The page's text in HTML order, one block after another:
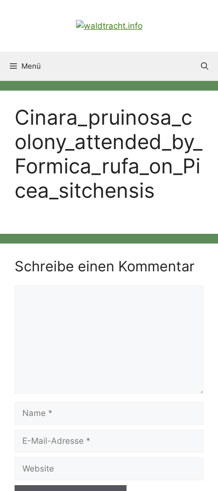
Menü
Cinara_pruinosa_c
olony_attended_by_
Formica_rufa_on_Pi
cea_sitchensis
Schreibe einen Kommentar
Mail-